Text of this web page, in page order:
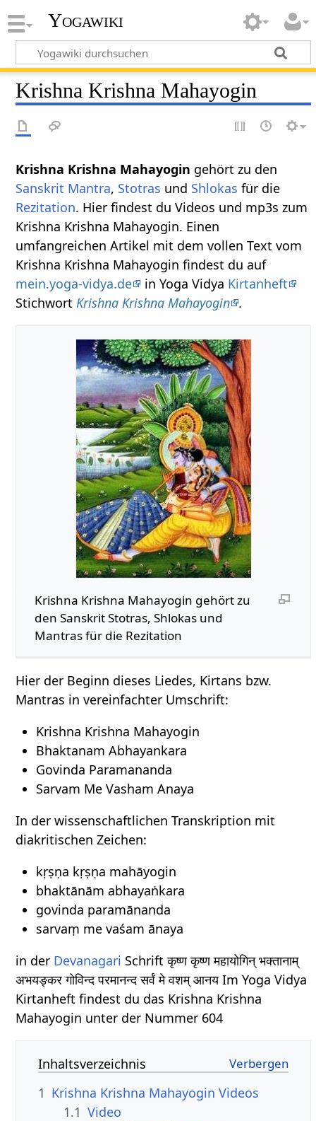
Yogawiki
Krishna Krishna Mahayogin
Krishna Krishna Mahayogin gehört zu den
Sanskrit Mantra, Stotras und Shlokas für die
Rezitation. Hier findest du Videos und mp3s zum
Krishna Krishna Mahayogin. Einen
umfangreichen Artikel mit dem vollen Text vom
Krishna Krishna Mahayogin findest du auf
mein.yoga-vidya.de
in Yoga Vidya Kirtanheft
StichwortKrishna Krishna Mahayogin .
Krishna Krishna Mahayogin gehört zu
den Sanskrit Stotras, Shlokas und
Mantras für die Rezitation
Hier der Beginn dieses Liedes, Kirtans bzw.
Mantras in vereinfachter Umschrift:
Krishna Krishna Mahayogin
Bhaktanam Abhayankara
Govinda Paramananda
Sarvam Me Vasham Anaya
In der wissenschaftlichen Transkription mit
diakritischen Zeichen:
kṛṣṇa kṛṣṇa mahāyogin
bhaktānām abhayaṅkara
govinda paramānanda
sarvaṃ me vaśam ānaya
in der Devanagari Schrift कृष्ण कृष्ण महायोगिन् भक्तानाम्
अभयङ्कर गोविन्द परमानन्द सर्वं मे वशम् आनय Im Yoga Vidya
Kirtanheft findest du das Krishna Krishna
Mahayogin unter der Nummer 604
Inhaltsverzeichnis
1 Krishna Krishna Mahayogin Videos
1.1 Video